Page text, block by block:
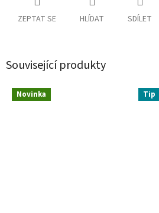
ZEPTAT SE HLÍDAT SDÍLET
Související produkty
Novinka Tip